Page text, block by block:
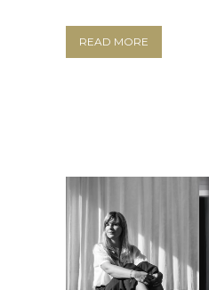
READ MORE